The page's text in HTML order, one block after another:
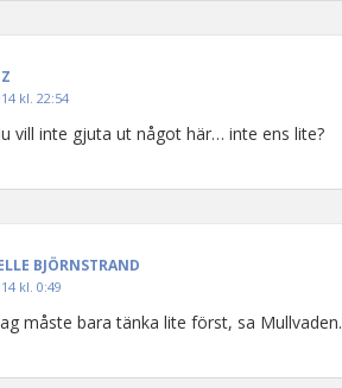
kl. 22:54
vill inte gjuta ut något här… inte ens lite?
BJÖRNSTRAND
kl. 0:49
måste bara tänka lite först, sa Mullvaden.